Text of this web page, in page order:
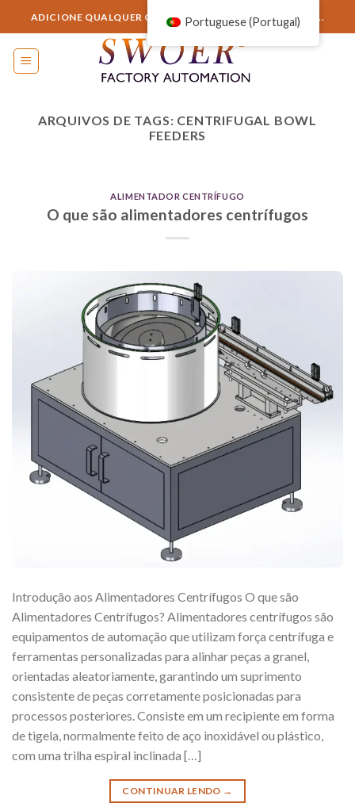
conteúdo
ADICIONE QUALQUER COISA AQUI OU APENAS REMOVA...
ARQUIVOS DE TAGS: CENTRIFUGAL BOWL
FEEDERS
ALIMENTADOR CENTRÍFUGO
O que são alimentadores centrífugos
Introdução aos Alimentadores Centrífugos O que são
Alimentadores Centrífugos? Alimentadores centrífugos são
equipamentos de automação que utilizam força centrífuga e
ferramentas personalizadas para alinhar peças a granel,
orientadas aleatoriamente, garantindo um suprimento
consistente de peças corretamente posicionadas para
processos posteriores. Consiste em um recipiente em forma
de tigela, normalmente feito de aço inoxidável ou plástico,
com uma trilha espiral inclinada […]
CONTINUAR LENDO →
Portuguese (Portugal)